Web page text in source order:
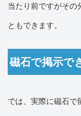
当たり前ですがその
ともできます。
磁石で掲示で
では、実際に磁石で